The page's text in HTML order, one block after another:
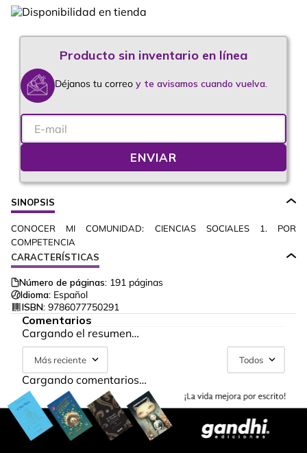
Déjanos tu correo y te avisamos cuando vuelva.
ENVIAR
SINOPSIS
CONOCER MI COMUNIDAD: CIENCIAS SOCIALES 1. POR
COMPETENCIA
CARACTERÍSTICAS
Número de páginas: 191 páginas
Idioma: Español
ISBN: 9786077750291
Comentarios
Cargando el resumen…
Más reciente Todos
Cargando comentarios…